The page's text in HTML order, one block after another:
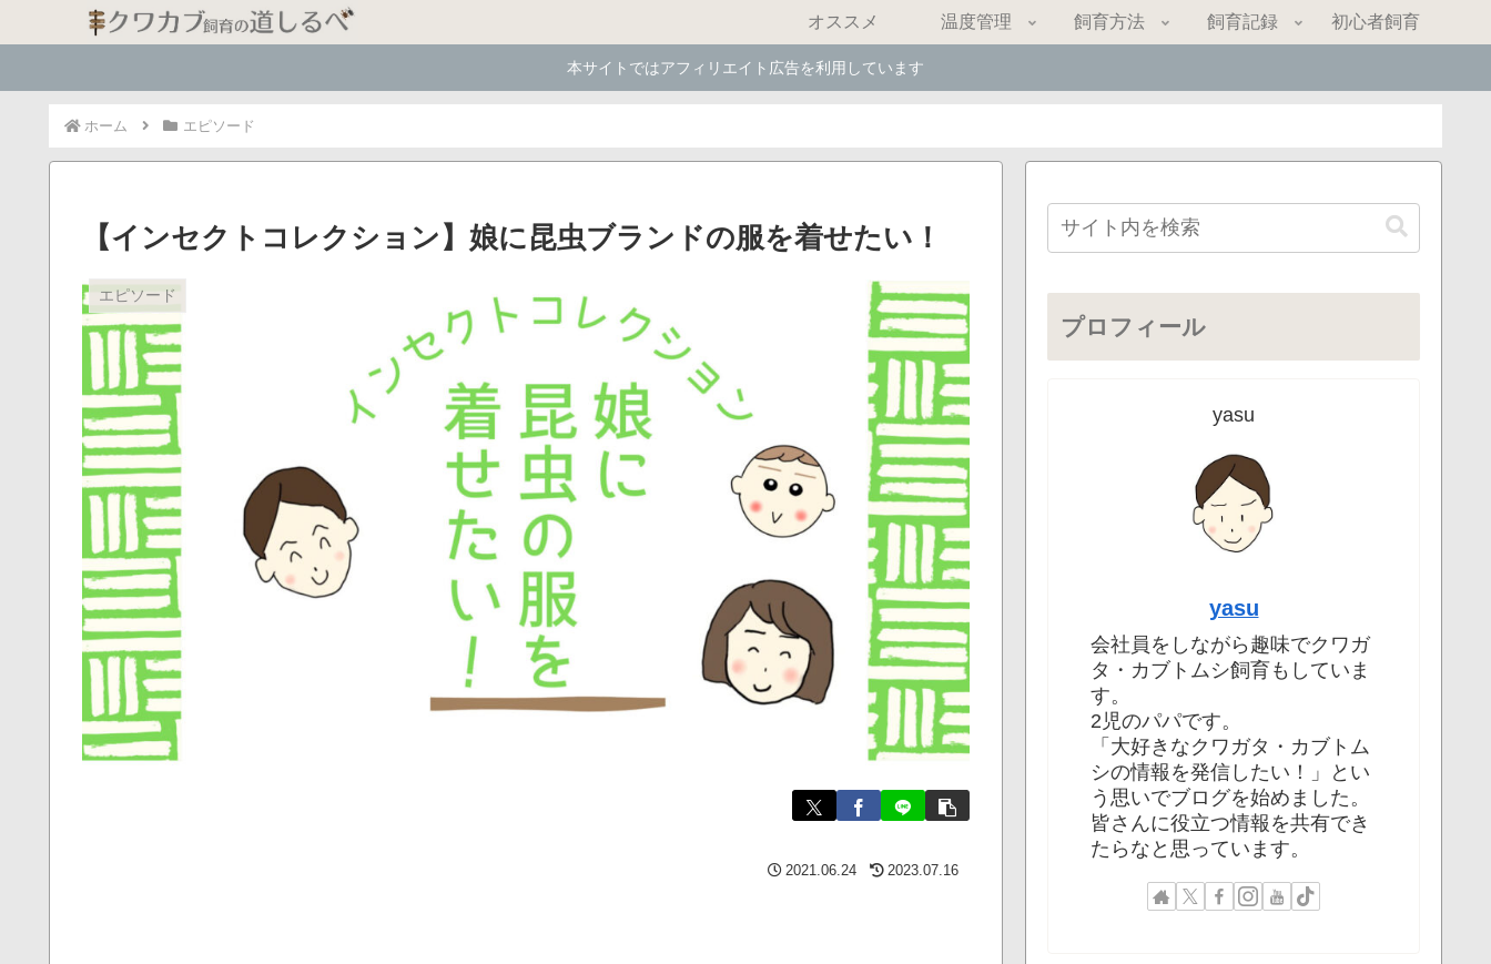
オススメ 温度管理 飼育方法 飼育記録 初心者飼育
本サイトではアフィリエイト広告を利用しています
ホーム エピソード
【インセクトコレクション】娘に昆虫ブランドの服を着せたい！
エピソード
2021.06.24 2023.07.16
プロフィール
yasu
yasu
会社員をしながら趣味でクワガ
タ・カブトムシ飼育もしていま
す。
2児のパパです。
「大好きなクワガタ・カブトム
シの情報を発信したい！」とい
う思いでブログを始めました。
皆さんに役立つ情報を共有でき
たらなと思っています。